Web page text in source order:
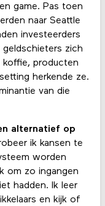
game. Pas toen
naar Seattle
investeerders
zich
koffie, producten
herkende ze.
van die
alternatief op
ik kansen te
worden
om zo ingangen
hadden. Ik leer
en kijk of